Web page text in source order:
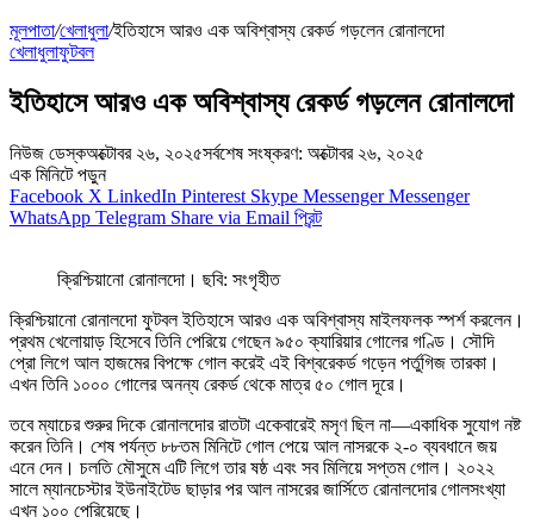
মূলপাতা/খেলাধুলা/ইতিহাসে আরও এক অবিশ্বাস্য রেকর্ড গড়লেন রোনালদো
খেলাধুলাফুটবল
ইতিহাসে আরও এক অবিশ্বাস্য রেকর্ড গড়লেন রোনালদো
নিউজ ডেস্কঅক্টোবর ২৬, ২০২৫সর্বশেষ সংষ্করণ: অক্টোবর ২৬, ২০২৫
এক মিনিটে পড়ুন
Facebook X LinkedIn Pinterest Skype Messenger Messenger
WhatsApp Telegram Share via Email প্রিন্ট
ক্রিশ্চিয়ানো রোনালদো। ছবি: সংগৃহীত
ক্রিশ্চিয়ানো রোনালদো ফুটবল ইতিহাসে আরও এক অবিশ্বাস্য মাইলফলক স্পর্শ করলেন।
প্রথম খেলোয়াড় হিসেবে তিনি পেরিয়ে গেছেন ৯৫০ ক্যারিয়ার গোলের গণ্ডি। সৌদি
প্রো লিগে আল হাজমের বিপক্ষে গোল করেই এই বিশ্বরেকর্ড গড়েন পর্তুগিজ তারকা।
এখন তিনি ১০০০ গোলের অনন্য রেকর্ড থেকে মাত্র ৫০ গোল দূরে।
তবে ম্যাচের শুরুর দিকে রোনালদোর রাতটা একেবারেই মসৃণ ছিল না—একাধিক সুযোগ নষ্ট
করেন তিনি। শেষ পর্যন্ত ৮৮তম মিনিটে গোল পেয়ে আল নাসরকে ২-০ ব্যবধানে জয়
এনে দেন। চলতি মৌসুমে এটি লিগে তার ষষ্ঠ এবং সব মিলিয়ে সপ্তম গোল। ২০২২
সালে ম্যানচেস্টার ইউনাইটেড ছাড়ার পর আল নাসরের জার্সিতে রোনালদোর গোলসংখ্যা
এখন ১০০ পেরিয়েছে।